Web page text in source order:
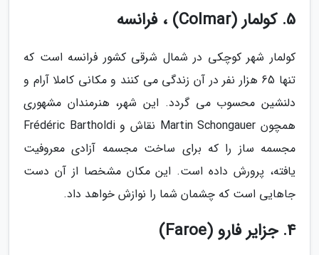
5. کولمار (Colmar) ، فرانسه
کولمار شهر کوچکی در شمال شرقی کشور فرانسه است که
تنها 65 هزار نفر در آن زندگی می کنند و مکانی کاملا آرام و
دلنشین محسوب می گردد. این شهر، هنرمندان مشهوری
همچون Martin Schongauer نقاش و Frédéric Bartholdi
مجسمه ساز را که برای ساخت مجسمه آزادی معروفیت
یافته، پرورش داده است. این مکان مشخصا از آن دست
جاهایی است که چشمان شما را نوازش خواهد داد.
4. جزایر فارو (Faroe)